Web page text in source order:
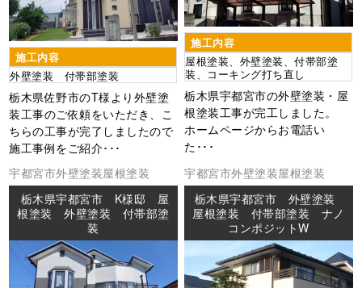
施工内容
外壁塗装 付帯部塗装
栃木県佐野市のT様より外壁塗
装工事のご依頼をいただき、こ
ちらの工事が完了しましたので
施工事例をご紹介･･･
施工内容
屋根塗装、外壁塗装、付帯部塗
装、コーキング打ち直し
栃木県宇都宮市の外壁塗装・屋
根塗装工事が完工しました。
ホームページからお電話い
た･･･
宇都宮市外壁塗装屋根塗装
栃木県宇都宮市 K様邸 屋
根塗装 外壁塗装 付帯部塗
装
宇都宮市外壁塗装屋根塗装
栃木県宇都宮市 外壁塗装
屋根塗装 付帯部塗装 ナノ
コンポジットW